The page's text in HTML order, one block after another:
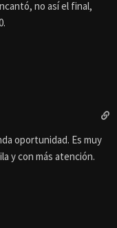
no así el final,
oportunidad. Es muy
y con más atención.